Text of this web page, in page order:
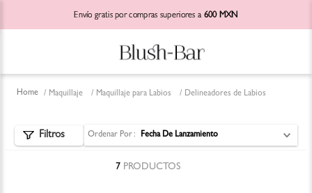
Envío gratis por compras superiores a 600 MXN
Maquillaje Maquillaje para Labios Delineadores de Labios
Ordenar Por Fecha De Lanzamiento
7 PRODUCTOS